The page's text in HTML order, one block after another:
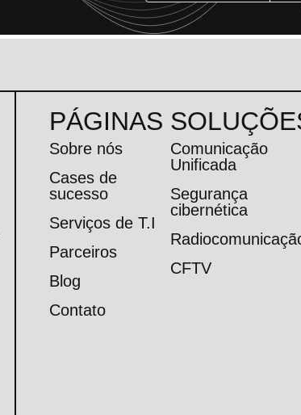
PÁGINAS
Sobre nós
Cases de
sucesso
Serviços de T.I
Parceiros
Blog
Contato
Comunicação
Unificada
Segurança
cibernética
CFTV